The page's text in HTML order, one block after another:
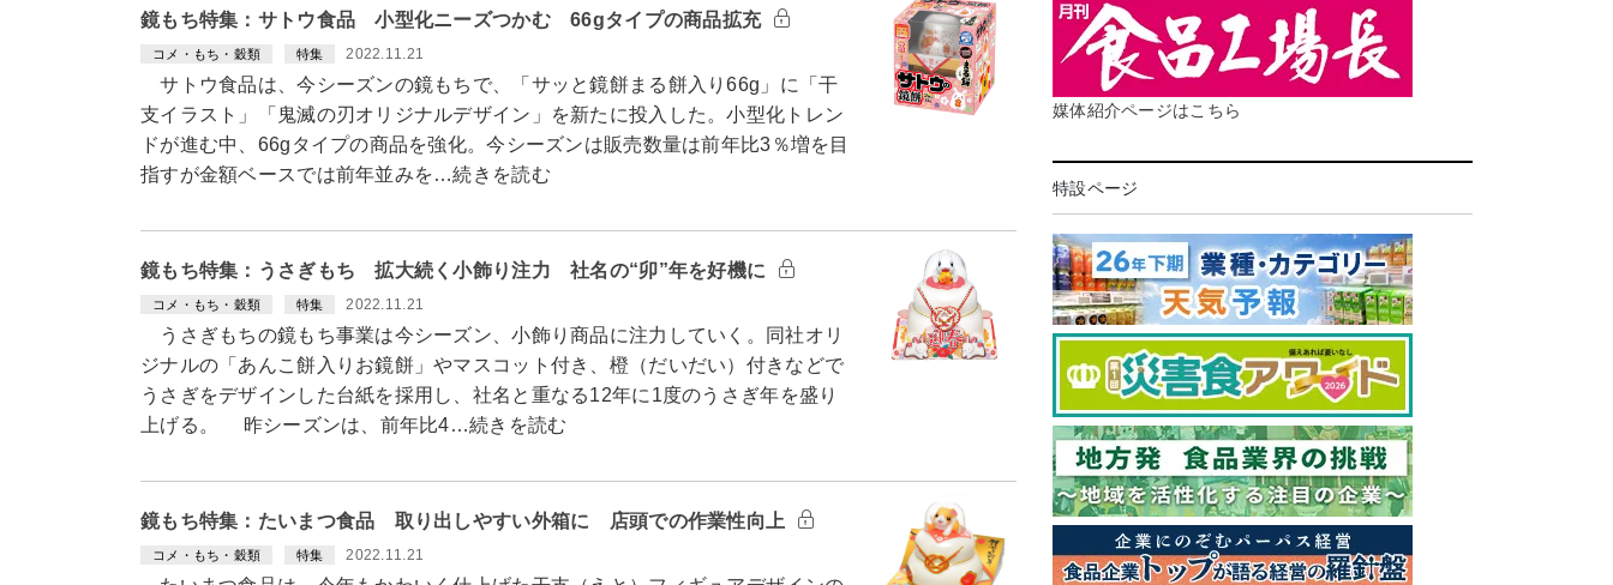
鏡もち特集：サトウ食品 小型化ニーズつかむ 66gタイプの商品拡充
コメ・もち・穀類 特集 2022.11.21
サトウ食品は、今シーズンの鏡もちで、「サッと鏡餅まる餅入り66g」に「干
支イラスト」「鬼滅の刃オリジナルデザイン」を新たに投入した。小型化トレン
ドが進む中、66gタイプの商品を強化。今シーズンは販売数量は前年比3％増を目
指すが金額ベースでは前年並みを…続きを読む
鏡もち特集：うさぎもち 拡大続く小飾り注力 社名の“卯”年を好機に
コメ・もち・穀類 特集 2022.11.21
うさぎもちの鏡もち事業は今シーズン、小飾り商品に注力していく。同社オリ
ジナルの「あんこ餅入りお鏡餅」やマスコット付き、橙（だいだい）付きなどで
うさぎをデザインした台紙を採用し、社名と重なる12年に1度のうさぎ年を盛り
上げる。 昨シーズンは、前年比4…続きを読む
鏡もち特集：たいまつ食品 取り出しやすい外箱に 店頭での作業性向上
コメ・もち・穀類 特集 2022.11.21
媒体紹介ページはこちら
特設ページ